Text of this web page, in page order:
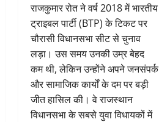
राजकुमार रोत ने वर्ष 2018 में भारतीय
ट्राइबल पार्टी (BTP) के टिकट पर
चौरासी विधानसभा सीट से चुनाव
लड़ा। उस समय उनकी उम्र बेहद
कम थी, लेकिन उन्होंने अपने जनसंपर्क
और सामाजिक कार्यों के दम पर बड़ी
जीत हासिल की। वे राजस्थान
विधानसभा के सबसे युवा विधायकों में